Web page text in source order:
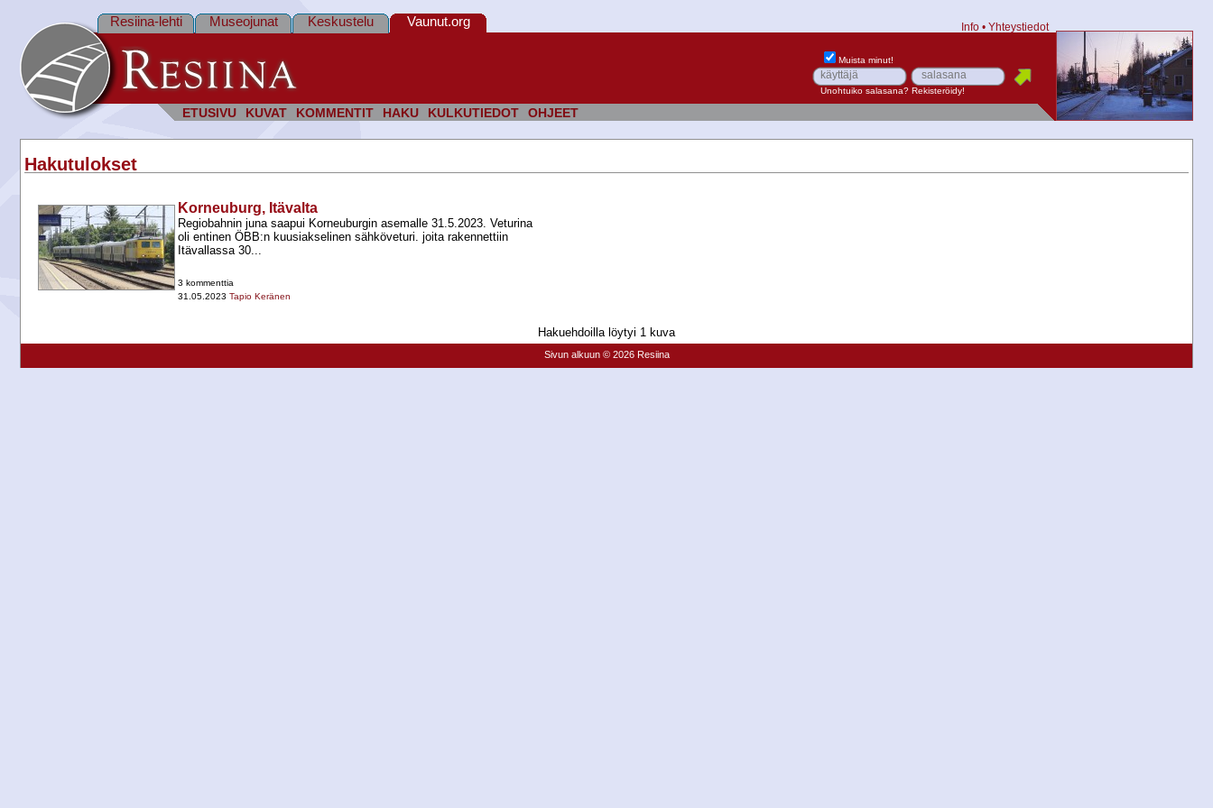
ETUSIVU KUVAT KOMMENTIT HAKU KULKUTIEDOT OHJEET
Resiina-lehti Museojunat Keskustelu Vaunut.org Info • Yhteystiedot
Muista minut!
Unohtuiko salasana? Rekisteröidy!
Hakutulokset
Korneuburg, Itävalta
Regiobahnin juna saapui Korneuburgin asemalle 31.5.2023. Veturina
oli entinen ÖBB:n kuusiakselinen sähköveturi. joita rakennettiin
Itävallassa 30...
3 kommenttia
31.05.2023 Tapio Keränen
Hakuehdoilla löytyi 1 kuva
Sivun alkuun © 2026 Resiina